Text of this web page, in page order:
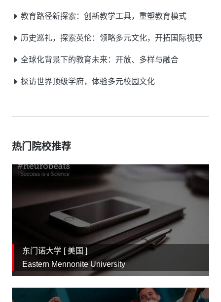
教育路径新探索：创新教学工具，重塑教育模式
历史巡礼，探索英伦：领略多元文化，开拓国际视野
全球化背景下的教育未来：开放、多样与融合
探访世界顶级学府，体验多元校园文化
热门院校推荐
东门诺大学 [美国 ]
Eastern Mennonite University